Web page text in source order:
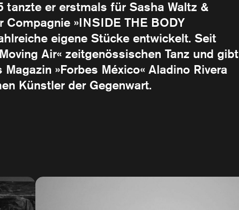
tanzte er erstmals für Sasha Waltz &
»INSIDE THE BODY
eigene Stücke entwickelt. Seit
Air« zeitgenössischen Tanz und gibt
»Forbes México« Aladino Rivera
Künstler der Gegenwart.